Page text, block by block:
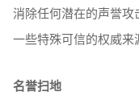
消除任何潜在的声誉
一些特殊可信的权威来
名誉扫地